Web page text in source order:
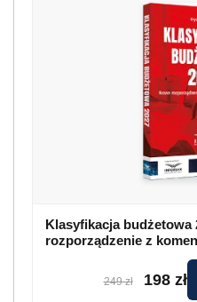
Klasyfikacja budżetowa
rozporządzenie z
249 zł 198 zł